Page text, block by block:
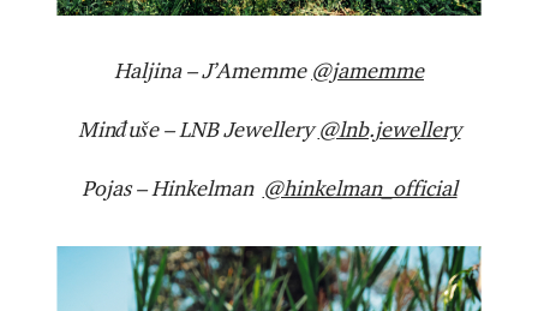
Haljina – J’Amemme @jamemme
Minđuše – LNB Jewellery@lnb.jewellery
Pojas – Hinkelman @hinkelman_official